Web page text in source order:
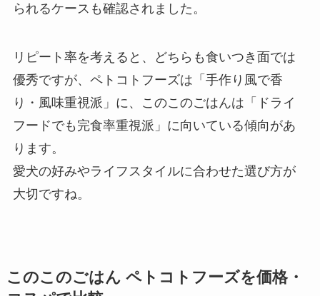
られるケースも確認されました。
リピート率を考えると、どちらも食いつき面では
優秀ですが、ペトコトフーズは「手作り風で香
り・風味重視派」に、このこのごはんは「ドライ
フードでも完食率重視派」に向いている傾向があ
ります。
愛犬の好みやライフスタイルに合わせた選び方が
大切ですね。
このこのごはん ペトコトフーズを価格・